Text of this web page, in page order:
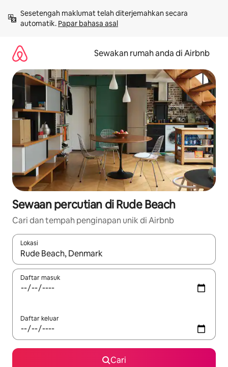
kandungan
Sesetengah maklumat telah diterjemahkan secara
automatik. Papar bahasa asal
Sewakan rumah anda di Airbnb
Sewaan percutian di Rude Beach
Cari dan tempah penginapan unik di Airbnb
Lokasi
Apabila hasil tersedia, navigasi dengan kekunci anak panah
Daftar masuk
Daftar keluar
Cari